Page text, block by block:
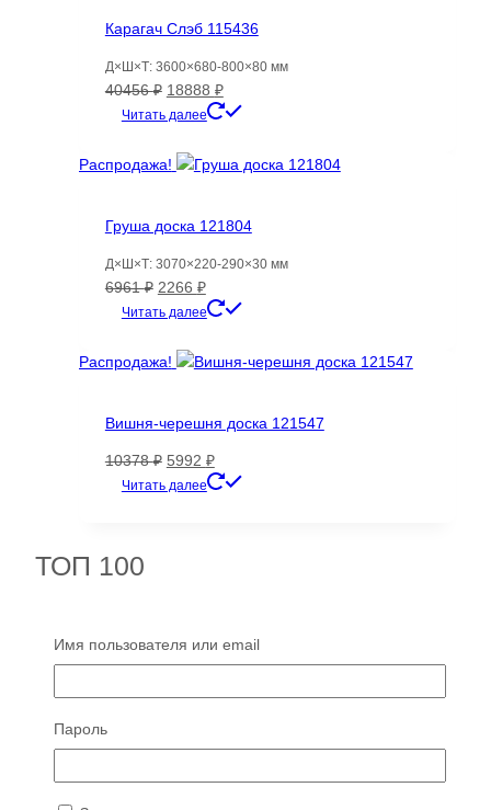
Карагач Слэб 115436
Д×Ш×Т: 3600×680-800×80 мм
40456₽ Первоначальная
цена
40456 ₽.
18888 ₽Текущая
цена:
Читать далее
Распродажа!
Груша доска 121804
Д×Ш×Т: 3070×220-290×30 мм
6961₽ Первоначальная
цена
6961 ₽.
2266 ₽Текущая
цена:
Читать далее
Распродажа!
Вишня-черешня доска 121547
10378₽ Первоначальная
цена
5992 ₽Текущая
цена:
Читать далее
ТОП 100
Имя пользователя или email
Пароль